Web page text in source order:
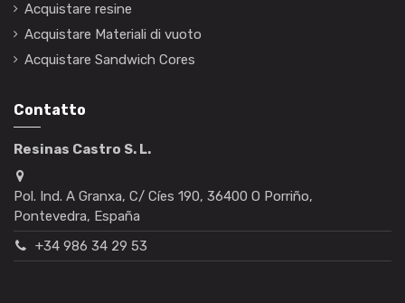
Acquistare resine
Acquistare Materiali di vuoto
Acquistare Sandwich Cores
Contatto
Resinas Castro S. L.
Pol. Ind. A Granxa, C/ Cíes 190, 36400 O Porriño,
Pontevedra, España
+34 986 34 29 53